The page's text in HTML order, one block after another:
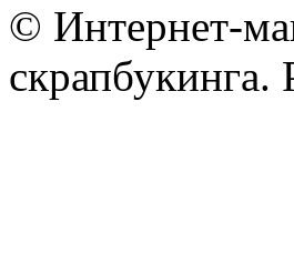
© Интернет-
скрапбукинга.